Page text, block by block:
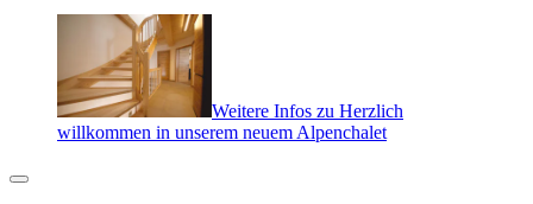
Weitere Infos zu Herzlich
willkommen in unserem neuem Alpenchalet